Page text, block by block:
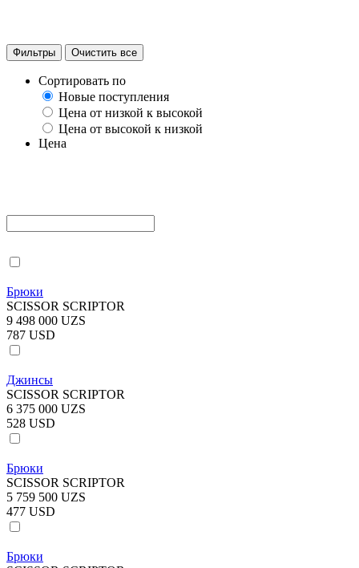
Фильтры Очистить все
Сортировать по
Новые поступления
Цена от низкой к высокой
Цена от высокой к низкой
Цена
Брюки
SCISSOR SCRIPTOR
9 498 000 UZS
787 USD
Джинсы
SCISSOR SCRIPTOR
6 375 000 UZS
528 USD
Брюки
SCISSOR SCRIPTOR
5 759 500 UZS
477 USD
Брюки